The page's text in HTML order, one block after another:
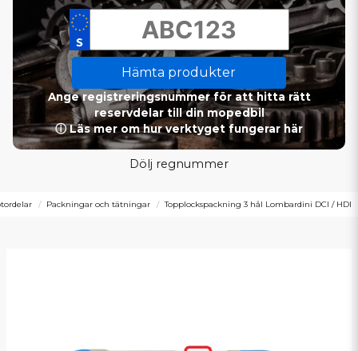
Hämta produkter
Ange registreringsnummer för att hitta rätt
reservdelar till din mopedbil
ⓘ Läs mer om hur verktyget fungerar här
Dölj regnummer
Packningar och tätningar Topplockspackning 3 hål Lombardini DCI / HDI